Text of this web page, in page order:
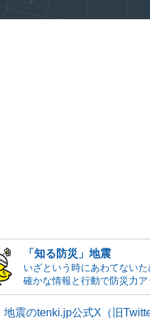
「知る防災」地震
いざという時にあわてないた
確かな情報と行動で防災力ア
地震のtenki.jp公式X（旧